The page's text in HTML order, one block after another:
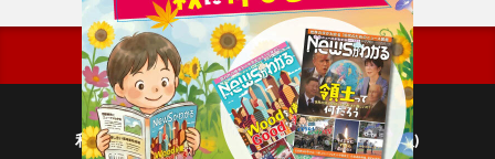
利用規約
プライバシーポリシー(毎日新聞出版)